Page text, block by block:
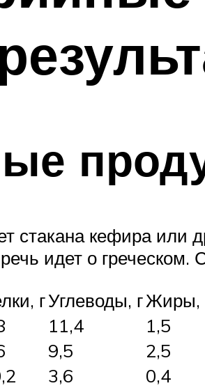
стакана кефира или
идет о греческом.
гУглеводы, гЖиры,
11,4 1,5
9,5 2,5
3,6 0,4